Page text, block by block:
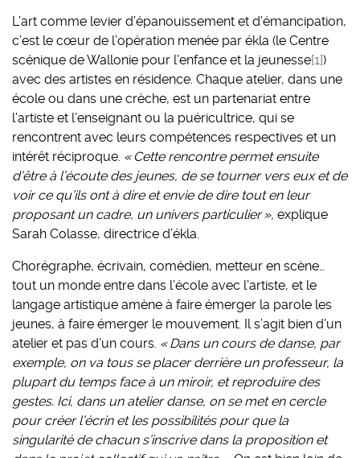
L’art comme levier d’épanouissement et d’émancipation,
c’est le cœur de l’opération menée par ékla (le Centre
scénique de Wallonie pour l’enfance et la jeunesse[1])
avec des artistes en résidence. Chaque atelier, dans une
école ou dans une crèche, est un partenariat entre
l’artiste et l’enseignant ou la puéricultrice, qui se
rencontrent avec leurs compétences respectives et un
intérêt réciproque. « Cette rencontre permet ensuite
d’être à l’écoute des jeunes, de se tourner vers eux et de
voir ce qu’ils ont à dire et envie de dire tout en leur
proposant un cadre, un univers particulier », explique
Sarah Colasse, directrice d’ékla.
Chorégraphe, écrivain, comédien, metteur en scène…
tout un monde entre dans l’école avec l’artiste, et le
langage artistique amène à faire émerger la parole les
jeunes, à faire émerger le mouvement. Il s’agit bien d’un
atelier et pas d’un cours. « Dans un cours de danse, par
exemple, on va tous se placer derrière un professeur, la
plupart du temps face à un miroir, et reproduire des
gestes. Ici, dans un atelier danse, on se met en cercle
pour créer l’écrin et les possibilités pour que la
singularité de chacun s’inscrive dans la proposition et